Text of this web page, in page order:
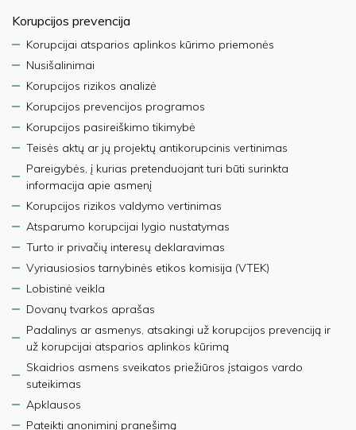
Korupcijos prevencija
Korupcijai atsparios aplinkos kūrimo priemonės
Nusišalinimai
Korupcijos rizikos analizė
Korupcijos prevencijos programos
Korupcijos pasireiškimo tikimybė
Teisės aktų ar jų projektų antikorupcinis vertinimas
Pareigybės, į kurias pretenduojant turi būti surinkta
informacija apie asmenį
Korupcijos rizikos valdymo vertinimas
Atsparumo korupcijai lygio nustatymas
Turto ir privačių interesų deklaravimas
Vyriausiosios tarnybinės etikos komisija (VTEK)
Lobistinė veikla
Dovanų tvarkos aprašas
Padalinys ar asmenys, atsakingi už korupcijos prevenciją ir
už korupcijai atsparios aplinkos kūrimą
Skaidrios asmens sveikatos priežiūros įstaigos vardo
suteikimas
Apklausos
Pateikti anoniminį pranešimą